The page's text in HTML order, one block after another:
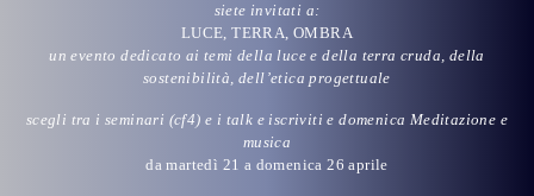
siete invitati a:
LUCE, TERRA, OMBRA
un evento dedicato ai temi della luce e della terra cruda, della
sostenibilità, dell’etica progettuale
scegli tra i seminari (cf4) e i talk e iscriviti e domenica Meditazione e
musica
da martedì 21 a domenica 26 aprile